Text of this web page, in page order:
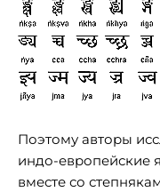
Поэтому авторы
индо-европейские
вместе со